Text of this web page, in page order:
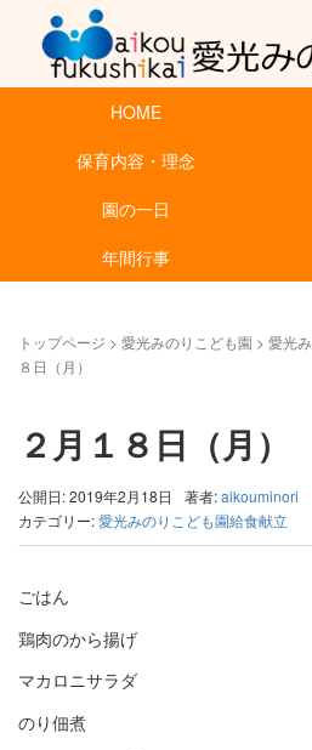
HOME
保育内容・理念
園の一日
年間行事
トップページ > 愛光みのりこども園 > 愛光
８日（月）
２月１８日（月）
公開日: 2019年2月18日 著者:aikouminori
カテゴリー:愛光みのりこども園給食献立
ごはん
鶏肉のから揚げ
マカロニサラダ
のり佃煮